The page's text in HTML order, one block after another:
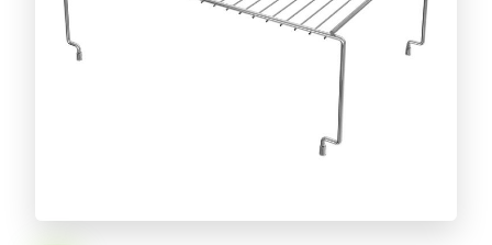
CORTAR E SERVIR
Conheça a linha completa!